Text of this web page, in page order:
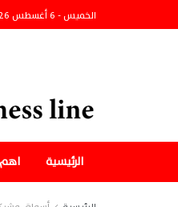
الخميس - 6 أغسطس 2026
الرئيسية اهم